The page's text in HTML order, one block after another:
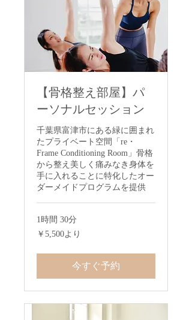
【骨格整え部屋】パ
ーソナルセッション
千葉県富津市にある緑に囲まれ
たプライベート空間「re・
Frame Conditioning Room」骨格
から整え美しく痛みなき身体を
手に入れることに特化したオー
ダーメイドプログラムを提供
1時間 30分
5,500
円
り
￥5,500より
今すぐ予約